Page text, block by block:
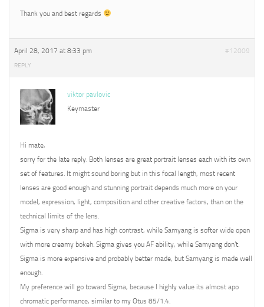
Thank you and best regards
April 28, 2017 at 8:33 pm #12009
REPLY
viktor pavlovic
Keymaster
Hi mate,
sorry for the late reply. Both lenses are great portrait lenses each with its own
set of features. It might sound boring but in this focal length, most recent
lenses are good enough and stunning portrait depends much more on your
model, expression, light, composition and other creative factors, than on the
technical limits of the lens.
Sigma is very sharp and has high contrast, while Samyang is softer wide open
with more creamy bokeh. Sigma gives you AF ability, while Samyang don’t.
Sigma is more expensive and probably better made, but Samyang is made well
enough.
My preference will go toward Sigma, because I highly value its almost apo
chromatic performance, similar to my Otus 85/1.4.